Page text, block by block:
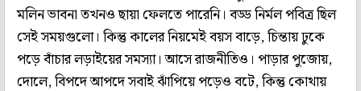
মলিন ভাবনা তখনও ছায়া ফেলতে পারেনি। বড্ড নির্মল পবিত্র ছিল
সেই সময়গুলো। কিন্তু কালের নিয়মেই বয়স বাড়ে, চিন্তায় ঢুকে
পড়ে বাঁচার লড়াইয়ের সমস্যা। আসে রাজনীতিও। পাড়ার পুজোয়,
দোলে, বিপদে আপদে সবাই ঝাঁপিয়ে পড়েও বটে, কিন্তু কোথায়